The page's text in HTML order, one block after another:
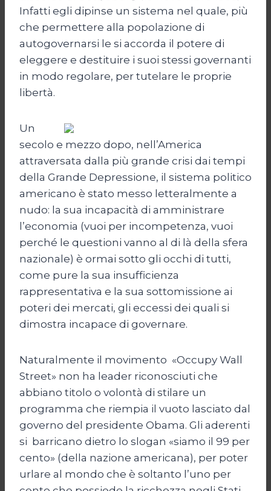
Infatti egli dipinse un sistema nel quale, più
che permettere alla popolazione di
autogovernarsi le si accorda il potere di
eleggere e destituire i suoi stessi governanti
in modo regolare, per tutelare le proprie
libertà.
Un
secolo e mezzo dopo, nell’America
attraversata dalla più grande crisi dai tempi
della Grande Depressione, il sistema politico
americano è stato messo letteralmente a
nudo: la sua incapacità di amministrare
l’economia (vuoi per incompetenza, vuoi
perché le questioni vanno al di là della sfera
nazionale) è ormai sotto gli occhi di tutti,
come pure la sua insufficienza
rappresentativa e la sua sottomissione ai
poteri dei mercati, gli eccessi dei quali si
dimostra incapace di governare.
Naturalmente il movimento «Occupy Wall
Street» non ha leader riconosciuti che
abbiano titolo o volontà di stilare un
programma che riempia il vuoto lasciato dal
governo del presidente Obama. Gli aderenti
si barricano dietro lo slogan «siamo il 99 per
cento» (della nazione americana), per poter
urlare al mondo che è soltanto l’uno per